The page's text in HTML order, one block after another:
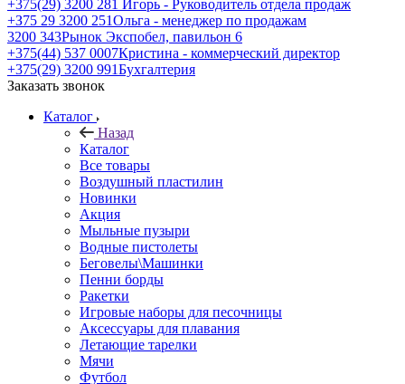
+375(29) 3200 281 Игорь - Руководитель отдела продаж
+З75 29 3200 251Ольга - менеджер по продажам
3200 343Рынок Экспобел, павильон 6
+375(44) 537 0007Кристина - коммерческий директор
+375(29) 3200 991Бухгалтерия
Заказать звонок
Каталог
Назад
Каталог
Все товары
Воздушный пластилин
Новинки
Акция
Мыльные пузыри
Водные пистолеты
Беговелы\Машинки
Пенни борды
Ракетки
Игровые наборы для песочницы
Аксессуары для плавания
Летающие тарелки
Мячи
Футбол